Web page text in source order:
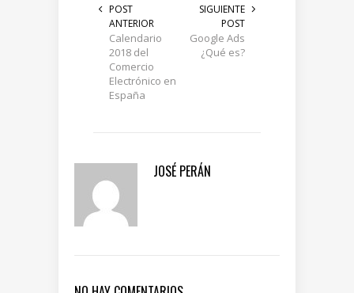
POST
ANTERIOR
Calendario
2018 del
Comercio
Electrónico en
España
SIGUIENTE
POST
Google Ads
¿Qué es?
JOSÉ PERÁN